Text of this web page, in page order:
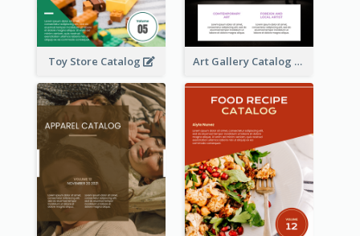
Toy Store Catalog Art Gallery Catalog